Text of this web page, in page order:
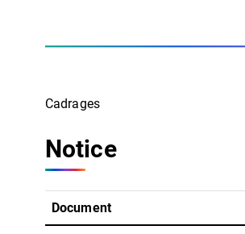
Cadrages
Notice
Document